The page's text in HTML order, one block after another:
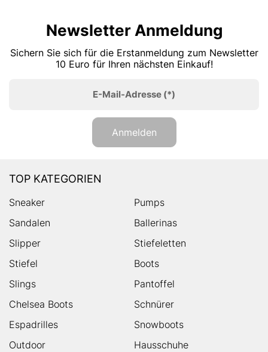
Newsletter Anmeldung
Sichern Sie sich für die Erstanmeldung zum Newsletter
10 Euro für Ihren nächsten Einkauf!
E-Mail-Adresse (*)
Anmelden
TOP KATEGORIEN
Sneaker
Pumps
Sandalen
Ballerinas
Slipper
Stiefeletten
Stiefel
Boots
Slings
Pantoffel
Chelsea Boots
Schnürer
Espadrilles
Snowboots
Outdoor
Hausschuhe